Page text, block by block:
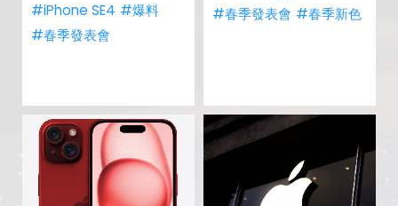
#iPhone SE4 #爆料
#春季發表會
#春季發表會 #春季新色